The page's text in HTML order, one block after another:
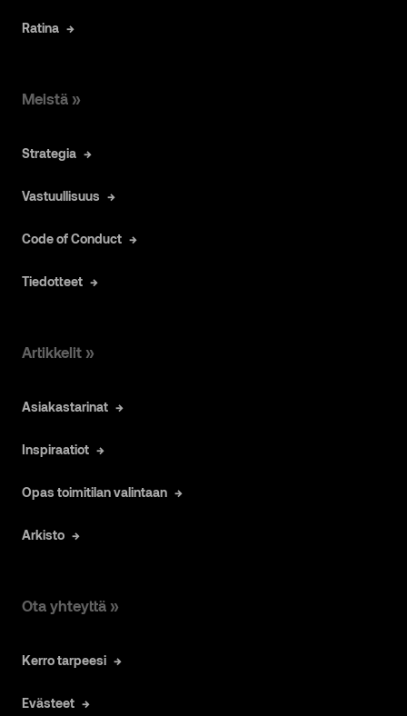
Ratina
Meistä »
Strategia
Vastuullisuus
Code of Conduct
Tiedotteet
Artikkelit »
Asiakastarinat
Inspiraatiot
Opas toimitilan valintaan
Arkisto
Ota yhteyttä »
Kerro tarpeesi
Evästeet